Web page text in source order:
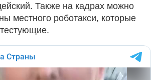
Также на кадрах можно
местного роботакси, которые